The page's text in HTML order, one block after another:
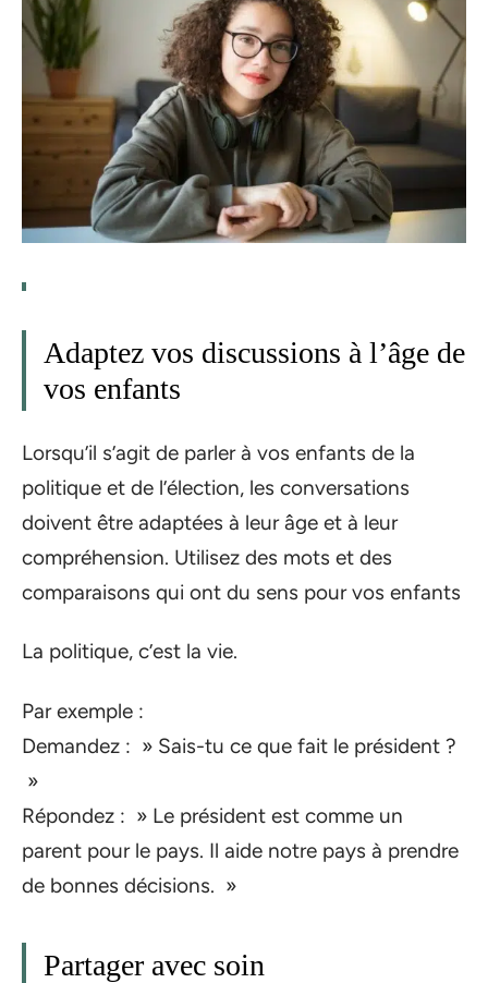
Adaptez vos discussions à l’âge de
vos enfants
Lorsqu’il s’agit de parler à vos enfants de la
politique et de l’élection, les conversations
doivent être adaptées à leur âge et à leur
compréhension. Utilisez des mots et des
comparaisons qui ont du sens pour vos enfants
La politique, c’est la vie.
Par exemple :
Demandez : » Sais-tu ce que fait le président ?
»
Répondez : » Le président est comme un
parent pour le pays. Il aide notre pays à prendre
de bonnes décisions. »
Partager avec soin